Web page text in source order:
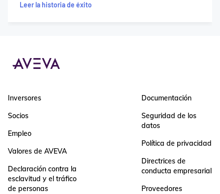
Leer la historia de éxito
Inversores
Socios
Empleo
Valores de AVEVA
Declaración contra la
esclavitud y el tráfico
de personas
Documentación
Seguridad de los
datos
Política de privacidad
Directrices de
conducta empresarial
Proveedores